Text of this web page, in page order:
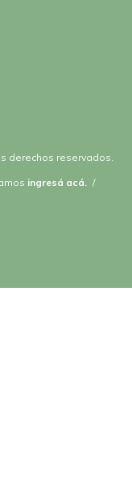
derechos reservados.
ingresá acá. /